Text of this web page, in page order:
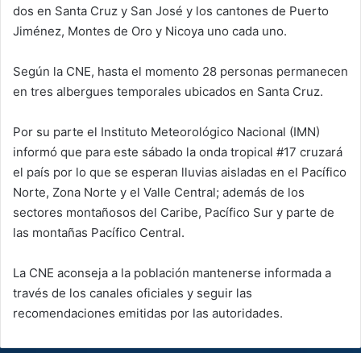
dos en Santa Cruz y San José y los cantones de Puerto
Jiménez, Montes de Oro y Nicoya uno cada uno.
Según la CNE, hasta el momento 28 personas permanecen
en tres albergues temporales ubicados en Santa Cruz.
Por su parte el Instituto Meteorológico Nacional (IMN)
informó que para este sábado la onda tropical #17 cruzará
el país por lo que se esperan lluvias aisladas en el Pacífico
Norte, Zona Norte y el Valle Central; además de los
sectores montañosos del Caribe, Pacífico Sur y parte de
las montañas Pacífico Central.
La CNE aconseja a la población mantenerse informada a
través de los canales oficiales y seguir las
recomendaciones emitidas por las autoridades.